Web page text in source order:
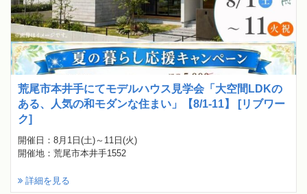
荒尾市本井手にてモデルハウス見学会「大空間LDKの
ある、人気の和モダンな住まい」【8/1-11】 [リブワー
ク]
開催日：8月1日(土)～11日(火)
開催地：荒尾市本井手1552
詳細を見る